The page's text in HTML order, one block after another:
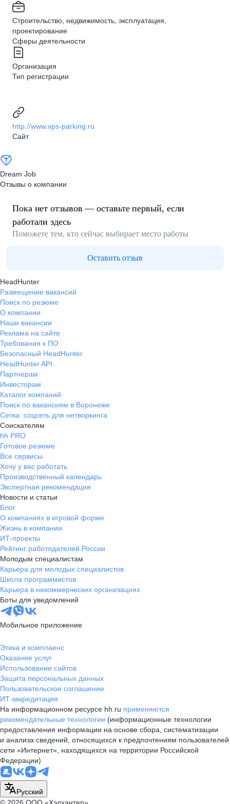
Строительство, недвижимость, эксплуатация,
проектирование
Сферы деятельности
Организация
Тип регистрации
http://www.vps-parking.ru
Сайт
Dream Job
Отзывы о компании
Пока нет отзывов — оставьте первый, если
работали здесь
Поможете тем, кто сейчас выбирает место работы
Оставить отзыв
HeadHunter
Размещение вакансий
Поиск по резюме
О компании
Наши вакансии
Реклама на сайте
Требования к ПО
Безопасный HeadHunter
HeadHunter API
Партнерам
Инвесторам
Каталог компаний
Поиск по вакансиям в Воронеже
Сетка: соцсеть для нетворкинга
Соискателям
hh PRO
Готовое резюме
Все сервисы
Хочу у вас работать
Производственный календарь
Экспертная рекомендация
Новости и статьи
Блог
О компаниях в игровой форме
Жизнь в компании
ИТ-проекты
Рейтинг работодателей России
Молодым специалистам
Карьера для молодых специалистов
Школа программистов
Карьера в некоммерческих организациях
Боты для уведомлений
Мобильное приложение
Этика и комплаенс
Оказание услуг
Использование сайтов
Защита персональных данных
Пользовательское соглашение
ИТ аккредитация
На информационном ресурсе hh.ru применяются
рекомендательные технологии (информационные технологии
предоставления информации на основе сбора, систематизации
и анализа сведений, относящихся к предпочтениям пользователей
сети «Интернет», находящихся на территории Российской
Федерации)
Русский